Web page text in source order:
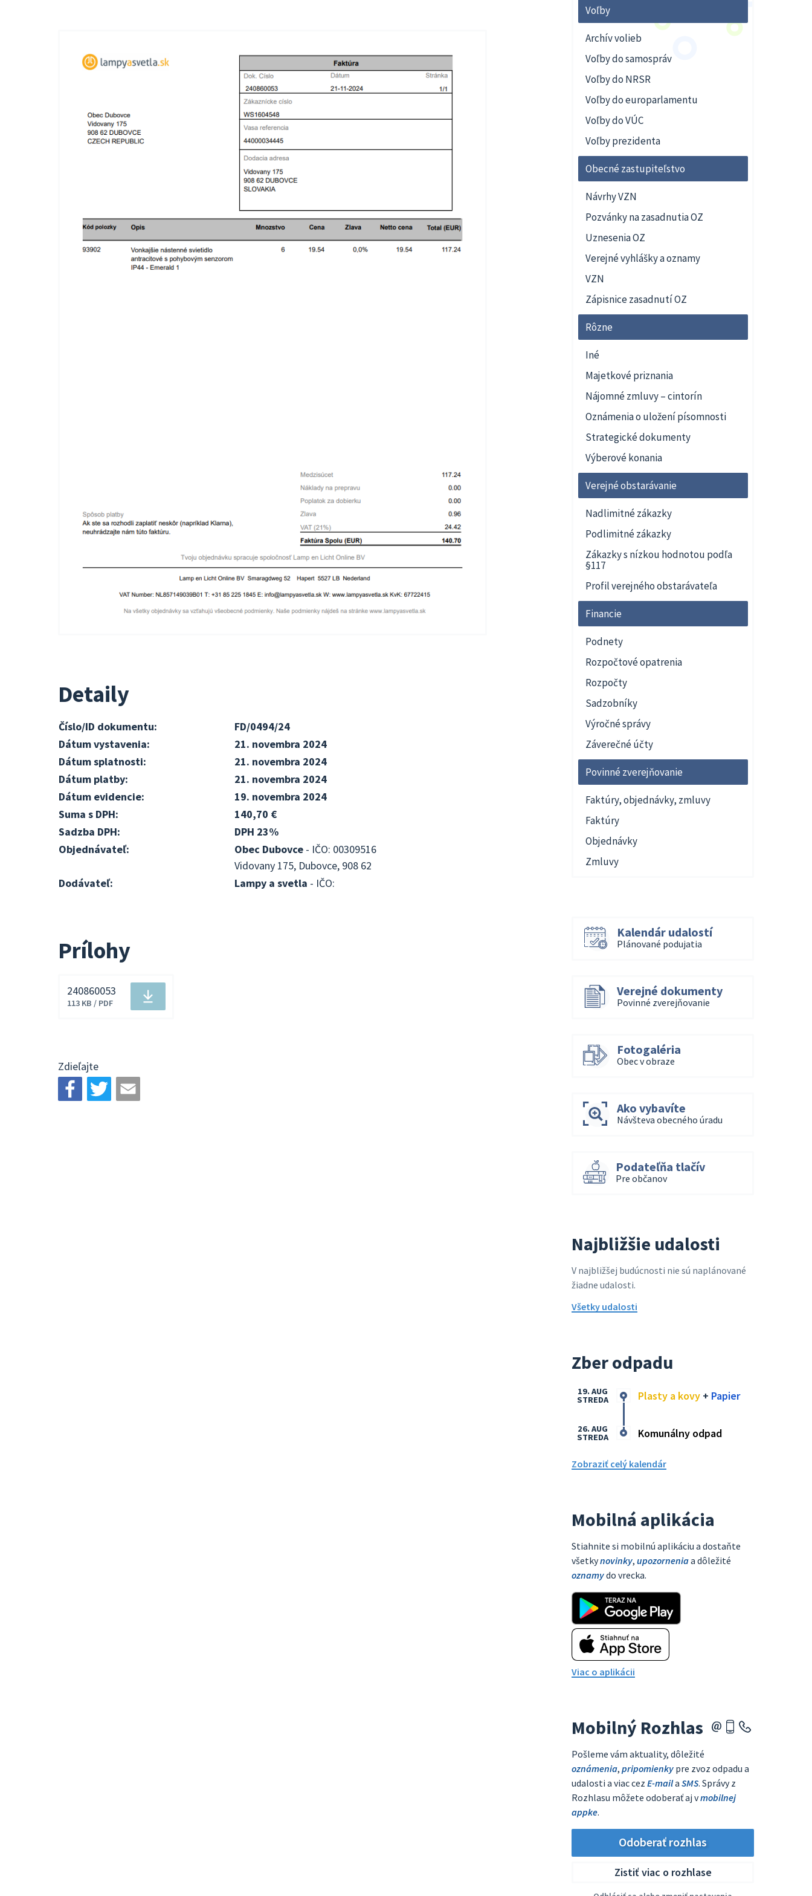
Detaily
Číslo/ID dokumentu:
FD/0494/24
Dátum vystavenia:
21. novembra 2024
Dátum splatnosti:
21. novembra 2024
Dátum platby:
21. novembra 2024
Dátum evidencie:
19. novembra 2024
Suma s DPH:
140,70 €
Sadzba DPH:
DPH 23%
Objednávateľ:
Obec Dubovce - IČO: 00309516
Vidovany 175, Dubovce, 908 62
Dodávateľ:
Lampy a svetla - IČO:
Prílohy
Stiahnuť
240860053
113 KB / PDF
Zdieľajte
Voľby
Archív volieb
Voľby do samospráv
Voľby do NRSR
Voľby do europarlamentu
Voľby do VÚC
Voľby prezidenta
Obecné zastupiteľstvo
Návrhy VZN
Pozvánky na zasadnutia OZ
Uznesenia OZ
Verejné vyhlášky a oznamy
VZN
Zápisnice zasadnutí OZ
Rôzne
Iné
Majetkové priznania
Nájomné zmluvy – cintorín
Oznámenia o uložení písomnosti
Strategické dokumenty
Výberové konania
Verejné obstarávanie
Nadlimitné zákazky
Podlimitné zákazky
Zákazky s nízkou hodnotou podľa
§117
Profil verejného obstarávateľa
Financie
Podnety
Rozpočtové opatrenia
Rozpočty
Sadzobníky
Výročné správy
Záverečné účty
Povinné zverejňovanie
Faktúry, objednávky, zmluvy
Faktúry
Objednávky
Zmluvy
Kalendár udalostí
Plánované podujatia
Verejné dokumenty
Povinné zverejňovanie
Fotogaléria
Obec v obraze
Ako vybavíte
Návšteva obecného úradu
Podateľňa tlačív
Pre občanov
Najbližšie udalosti
V najbližšej budúcnosti nie sú naplánované
žiadne udalosti.
Všetky udalosti
Zber odpadu
Plasty a kovy + Papier
19. AUG
STREDA
Komunálny odpad
26. AUG
STREDA
Zobraziť celý kalendár
Mobilná aplikácia
Stiahnite si mobilnú aplikáciu a dostaňte
všetkynovinky, upozorneniaa dôležité
oznamydo vrecka.
Viac o aplikácii
Mobilný Rozhlas
Pošleme vám aktuality, dôležité
oznámenia, pripomienky pre zvoz odpadu a
udalosti a viac cez E-maila SMS. Správy z
Rozhlasu môžete odoberať aj vmobilnej
appke.
Odoberať rozhlas
Zistiť viac o rozhlase